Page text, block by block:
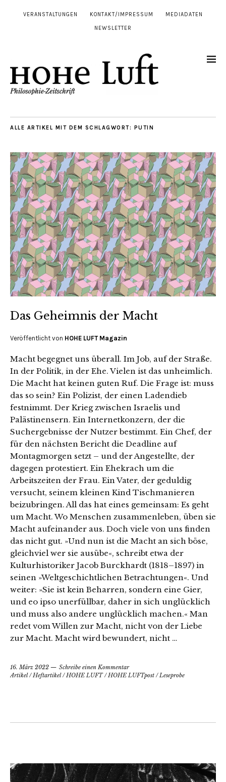
VERANSTALTUNGEN KONTAKT/IMPRESSUM MEDIADATEN
NEWSLETTER
ALLE ARTIKEL MIT DEM SCHLAGWORT: PUTIN
Das Geheimnis der Macht
Veröffentlicht von HOHE LUFT Magazin
Macht begegnet uns überall. Im Job, auf der Straße.
In der Politik, in der Ehe. Vielen ist das unheimlich.
Die Macht hat keinen guten Ruf. Die Frage ist: muss
das so sein? Ein Polizist, der einen Ladendieb
festnimmt. Der Krieg zwischen Israelis und
Palästinensern. Ein Internetkonzern, der die
Suchergebnisse der Nutzer bestimmt. Ein Chef, der
für den nächsten Bericht die Deadline auf
Montagmorgen setzt – und der Angestellte, der
dagegen protestiert. Ein Ehekrach um die
Arbeitszeiten der Frau. Ein Vater, der geduldig
versucht, seinem kleinen Kind Tischmanieren
beizubringen. All das hat eines gemeinsam: Es geht
um Macht. Wo Menschen zusammenleben, üben sie
Macht aufeinander aus. Doch viele von uns finden
das nicht gut. »Und nun ist die Macht an sich böse,
gleichviel wer sie ausübe«, schreibt etwa der
Kulturhistoriker Jacob Burckhardt (1818–1897) in
seinen »Weltgeschichtlichen Betrachtungen«. Und
weiter: »Sie ist kein Beharren, sondern eine Gier,
und eo ipso unerfüllbar, daher in sich unglücklich
und muss also andere unglücklich machen.« Man
redet vom Willen zur Macht, nicht von der Liebe
zur Macht. Macht wird bewundert, nicht …
16. März 2022
Schreibe einen Kommentar
Artikel/ Heftartikel/ HOHE LUFT/ HOHE LUFTpost / Leseprobe